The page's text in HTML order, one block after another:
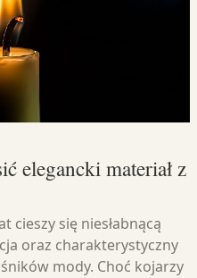
elegancki materiał z
cieszy się niesłabnącą
oraz charakterystyczny
mody. Choć kojarzy